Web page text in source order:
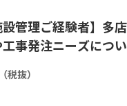
設管理ご経験者】多
事発注ニーズにつ
税抜）